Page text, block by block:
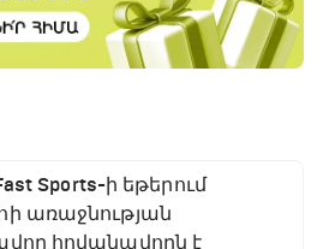
Sports-ի եթերում
առաջնության
հովանավորն է